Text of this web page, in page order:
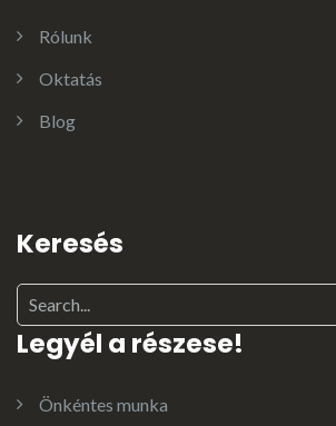
Rólunk
Oktatás
Blog
Keresés
Legyél a részese!
Önkéntes munka